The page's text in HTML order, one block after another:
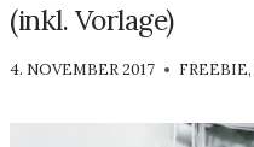
(inkl. Vorlage)
VON
4. NOVEMBER 2017 FREEBIE,